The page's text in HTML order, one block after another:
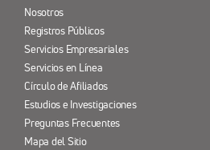
Nosotros
Registros Públicos
Servicios Empresariales
Servicios en Línea
Círculo de Afiliados
Estudios e Investigaciones
Preguntas Frecuentes
Mapa del Sitio